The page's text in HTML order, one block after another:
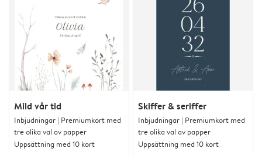
Mild vår tid
Inbjudningar | Premiumkort med
tre olika val av papper
Uppsättning med 10 kort
Skiffer & seriffer
Inbjudningar | Premiumkort med
tre olika val av papper
Uppsättning med 10 kort